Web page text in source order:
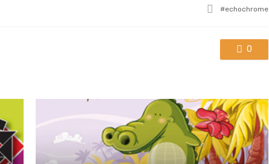
Tagged
echochrome
0